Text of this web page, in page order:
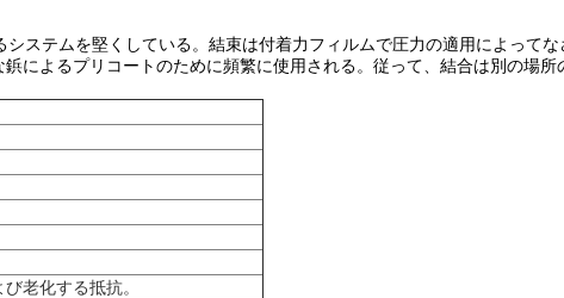
ステムを堅くしている。結束は付着力フィルムで圧力の適用によって
によるプリコートのために頻繁に使用される。従って、結合は別の場
老化する抵抗。